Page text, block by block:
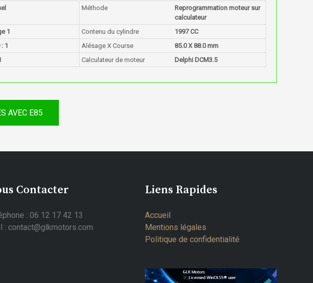
Méthode
Reprogrammation moteur sur
calculateur
1 Contenu du cylindre
1997 CC
: 1 Alésage X Course
85.0 X 88.0 mm
Calculateur de moteur Delphi DCM3.5
AVEC E85
Contacter
: 06 12 17 42 13
: contact@glkmotors.com
Liens Rapides
Accueil
Mentions légales
Politique de confidentialité